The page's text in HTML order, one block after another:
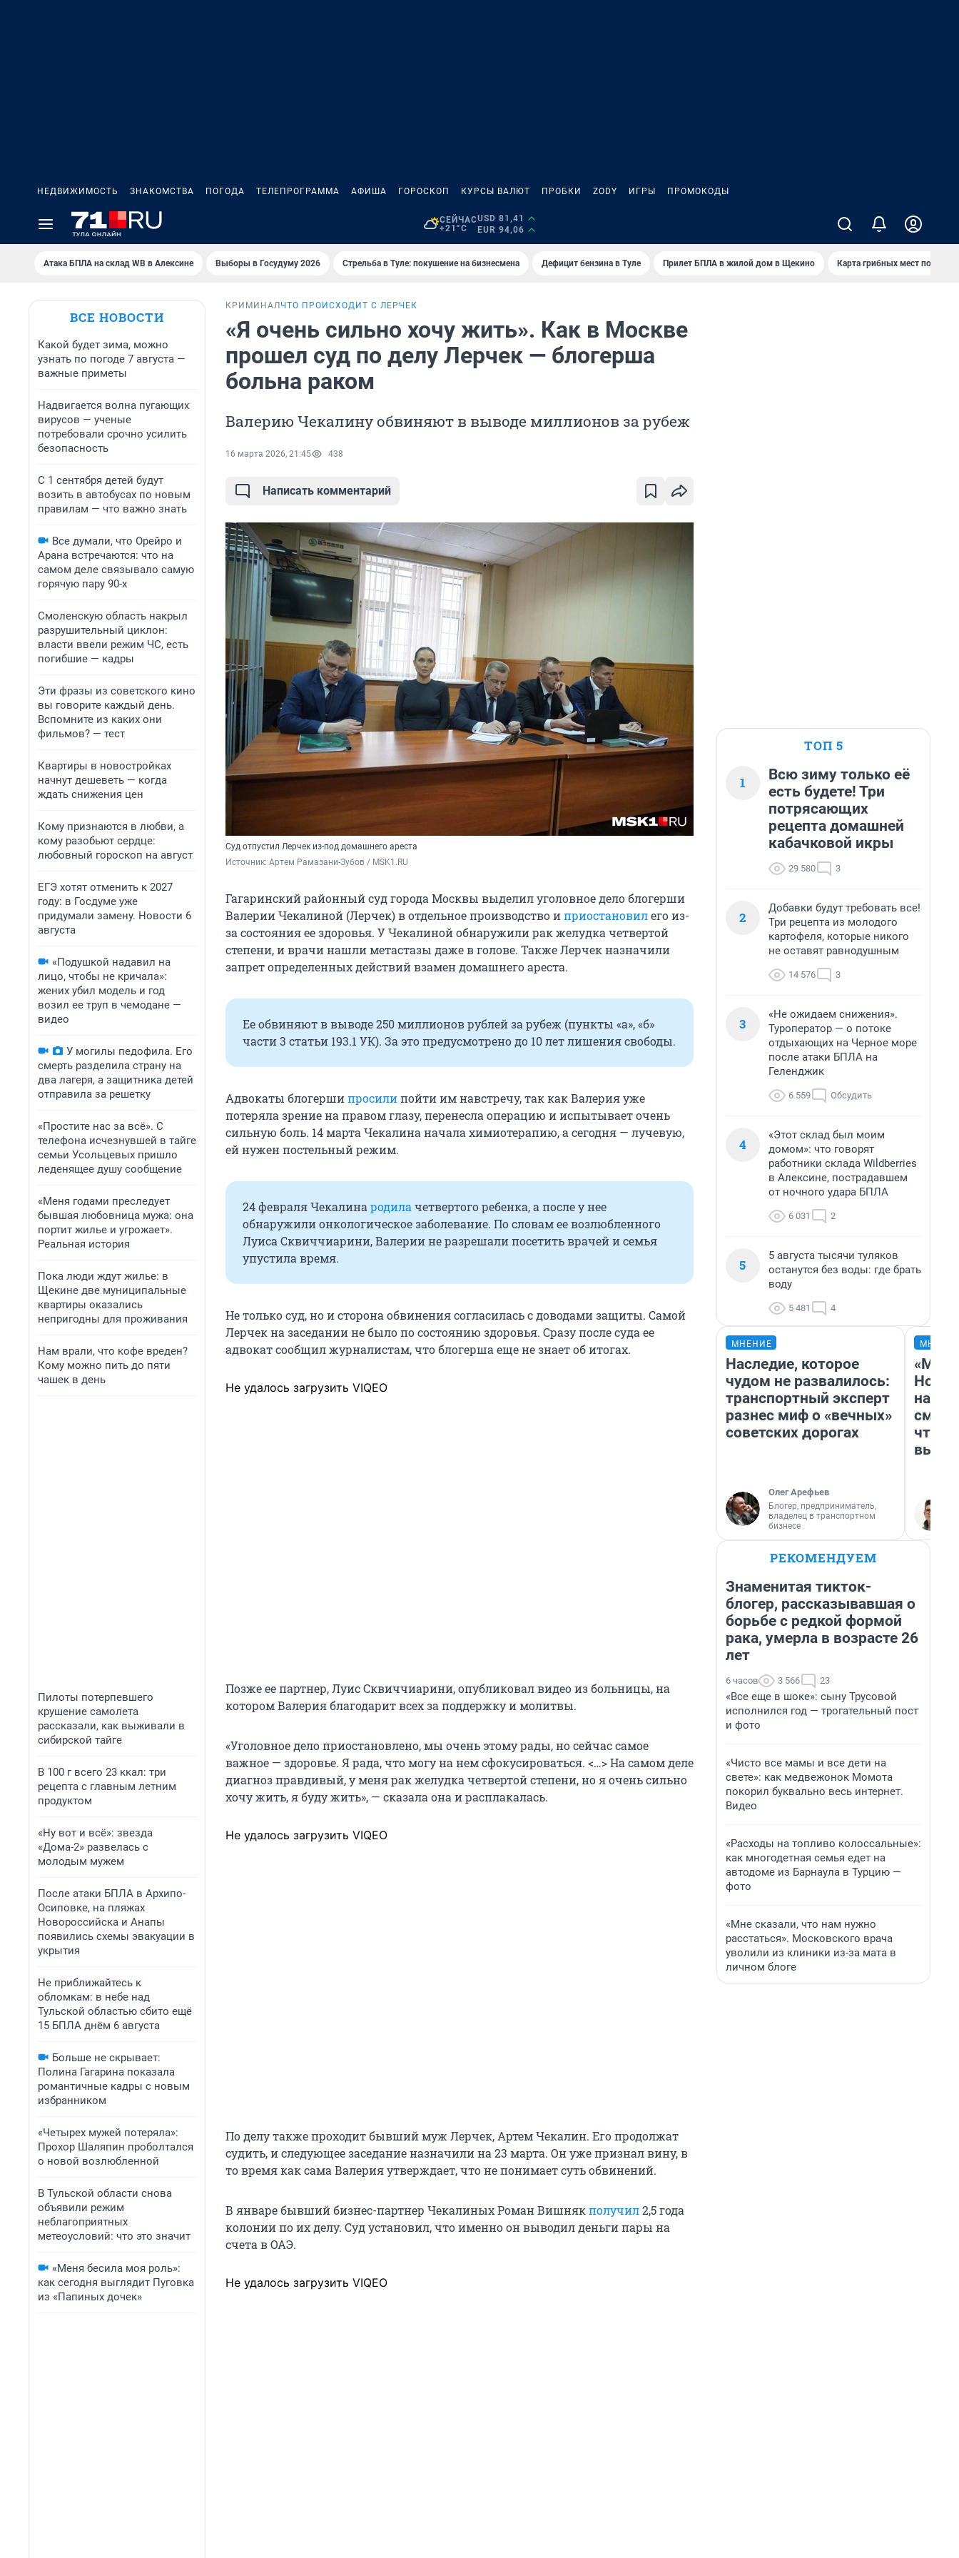
НЕДВИЖИМОСТЬ ЗНАКОМСТВА ПОГОДА ТЕЛЕПРОГРАММА АФИША ГОРОСКОП КУРСЫ ВАЛЮТ ПРОБКИ ZODY ИГРЫ ПРОМОКОДЫ
СЕЙЧАС
+21°C
USD 81,41
EUR 94,06
Атака БПЛА на склад WB в Алексине Выборы в Госудуму 2026 Стрельба в Туле: покушение на бизнесмена Дефицит бензина в Туле Прилет БПЛА в жилой дом в Щекино Карта грибных мест под
ВСЕ НОВОСТИ
Какой будет зима, можно
узнать по погоде 7 августа —
важные приметы
Надвигается волна пугающих
вирусов — ученые
потребовали срочно усилить
безопасность
С 1 сентября детей будут
возить в автобусах по новым
правилам — что важно знать
Все думали, что Орейро и
Арана встречаются: что на
самом деле связывало самую
горячую пару 90-х
Смоленскую область накрыл
разрушительный циклон:
власти ввели режим ЧС, есть
погибшие — кадры
Эти фразы из советского кино
вы говорите каждый день.
Вспомните из каких они
фильмов? — тест
Квартиры в новостройках
начнут дешеветь — когда
ждать снижения цен
Кому признаются в любви, а
кому разобьют сердце:
любовный гороскоп на август
ЕГЭ хотят отменить к 2027
году: в Госдуме уже
придумали замену. Новости 6
августа
«Подушкой надавил на
лицо, чтобы не кричала»:
жених убил модель и год
возил ее труп в чемодане —
видео
У могилы педофила. Его
смерть разделила страну на
два лагеря, а защитника детей
отправила за решетку
«Простите нас за всё». С
телефона исчезнувшей в тайге
семьи Усольцевых пришло
леденящее душу сообщение
«Меня годами преследует
бывшая любовница мужа: она
портит жилье и угрожает».
Реальная история
Пока люди ждут жилье: в
Щекине две муниципальные
квартиры оказались
непригодны для проживания
Нам врали, что кофе вреден?
Кому можно пить до пяти
чашек в день
Пилоты потерпевшего
крушение самолета
рассказали, как выживали в
сибирской тайге
В 100 г всего 23 ккал: три
рецепта с главным летним
продуктом
«Ну вот и всё»: звезда
«Дома-2» развелась с
молодым мужем
После атаки БПЛА в Архипо-
Осиповке, на пляжах
Новороссийска и Анапы
появились схемы эвакуации в
укрытия
Не приближайтесь к
обломкам: в небе над
Тульской областью сбито ещё
15 БПЛА днём 6 августа
Больше не скрывает:
Полина Гагарина показала
романтичные кадры с новым
избранником
«Четырех мужей потеряла»:
Прохор Шаляпин проболтался
о новой возлюбленной
В Тульской области снова
объявили режим
неблагоприятных
метеоусловий: что это значит
«Меня бесила моя роль»:
как сегодня выглядит Пуговка
из «Папиных дочек»
КРИМИНАЛЧТО ПРОИСХОДИТ С ЛЕРЧЕК
«Я очень сильно хочу жить». Как в Москве
прошел суд по делу Лерчек — блогерша
больна раком
Валерию Чекалину обвиняют в выводе миллионов за рубеж
16 марта 2026, 21:45 438
Написать комментарий
Суд отпустил Лерчек из-под домашнего ареста
Источник: Артем Рамазани-Зубов / MSK1.RU
Гагаринский районный суд города Москвы выделил уголовное дело блогерши
Валерии Чекалиной (Лерчек) в отдельное производство иприостановилего из-
за состояния ее здоровья. У Чекалиной обнаружили рак желудка четвертой
степени, и врачи нашли метастазы даже в голове. Также Лерчек назначили
запрет определенных действий взамен домашнего ареста.
Ее обвиняют в выводе 250 миллионов рублей за рубеж (пункты «а», «б»
части 3 статьи 193.1 УК). За это предусмотрено до 10 лет лишения свободы.
Адвокаты блогершипросилипойти им навстречу, так как Валерия уже
потеряла зрение на правом глазу, перенесла операцию и испытывает очень
сильную боль. 14 марта Чекалина начала химиотерапию, а сегодня — лучевую,
ей нужен постельный режим.
24 февраля Чекалина родила четвертого ребенка, а после у нее
обнаружили онкологическое заболевание. По словам ее возлюбленного
Луиса Сквиччиарини, Валерии не разрешали посетить врачей и семья
упустила время.
Не только суд, но и сторона обвинения согласилась с доводами защиты. Самой
Лерчек на заседании не было по состоянию здоровья. Сразу после суда ее
адвокат сообщил журналистам, что блогерша еще не знает об итогах.
Не удалось загрузить VIQEO
Позже ее партнер, Луис Сквиччиарини, опубликовал видео из больницы, на
котором Валерия благодарит всех за поддержку и молитвы.
«Уголовное дело приостановлено, мы очень этому рады, но сейчас самое
важное — здоровье. Я рада, что могу на нем сфокусироваться. <…> На самом деле
диагноз правдивый, у меня рак желудка четвертой степени, но я очень сильно
хочу жить, я буду жить», — сказала она и расплакалась.
Не удалось загрузить VIQEO
По делу также проходит бывший муж Лерчек, Артем Чекалин. Его продолжат
судить, и следующее заседание назначили на 23 марта. Он уже признал вину, в
то время как сама Валерия утверждает, что не понимает суть обвинений.
В январе бывший бизнес-партнер Чекалиных Роман Вишнякполучил2,5 года
колонии по их делу. Суд установил, что именно он выводил деньги пары на
счета в ОАЭ.
Не удалось загрузить VIQEO
ТОП 5
1
Всю зиму только её
есть будете! Три
потрясающих
рецепта домашней
кабачковой икры
29 580 3
2
Добавки будут требовать все!
Три рецепта из молодого
картофеля, которые никого
не оставят равнодушным
14 576 3
3
«Не ожидаем снижения».
Туроператор — о потоке
отдыхающих на Черное море
после атаки БПЛА на
Геленджик
6 559 Обсудить
4
«Этот склад был моим
домом»: что говорят
работники склада Wildberries
в Алексине, пострадавшем
от ночного удара БПЛА
6 031 2
5
5 августа тысячи туляков
останутся без воды: где брать
воду
5 481 4
МНЕНИЕ
Наследие, которое
чудом не развалилось:
транспортный эксперт
разнес миф о «вечных»
советских дорогах
Олег Арефьев
Блогер, предприниматель,
владелец в транспортном
бизнесе
«Мы
РЕКОМЕНДУЕМ
Знаменитая тикток-
блогер, рассказывавшая о
борьбе с редкой формой
рака, умерла в возрасте 26
лет
6 часов 3 566 23
«Все еще в шоке»: сыну Трусовой
исполнился год — трогательный пост
и фото
«Чисто все мамы и все дети на
свете»: как медвежонок Момота
покорил буквально весь интернет.
Видео
«Расходы на топливо колоссальные»:
как многодетная семья едет на
автодоме из Барнаула в Турцию —
фото
«Мне сказали, что нам нужно
расстаться». Московского врача
уволили из клиники из-за мата в
личном блоге